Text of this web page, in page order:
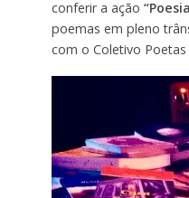
conferir a ação
poemas em pleno
com o Coletivo